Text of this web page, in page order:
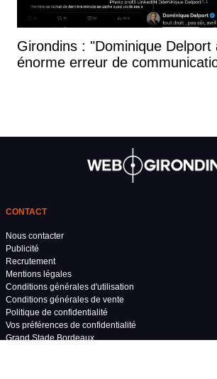
Girondins : "Dominique Delport
énorme erreur de
CONTACT
Nous contacter
Publicité
Recrutement
Mentions légales
Conditions générales d'utilisation
Conditions générales de vente
Politique de confidentialité
Vos préférences de confidentialité
Grand Stade Bordeaux